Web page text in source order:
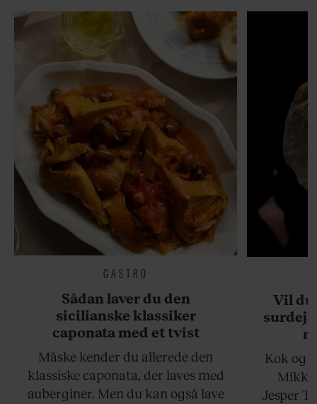
GASTRO
Sådan laver du den
sicilianske klassiker
caponata med et tvist
Måske kender du allerede den
klassiske caponata, der laves med
auberginer. Men du kan også lave
Vil du
Kok og
Jesper